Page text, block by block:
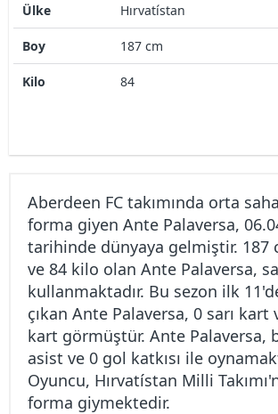
Ülke Hırvatístan
Boy 187 cm
Kilo 84
Aberdeen FC takımında orta
forma giyen Ante Palaversa,
tarihinde dünyaya gelmiştir. 187
ve 84 kilo olan Ante Palaversa,
kullanmaktadır. Bu sezon ilk
çıkan Ante Palaversa, 0 sarı kart
kart görmüştür. Ante Palaversa,
asist ve 0 gol katkısı ile
Oyuncu, Hırvatístan Milli
forma giymektedir.